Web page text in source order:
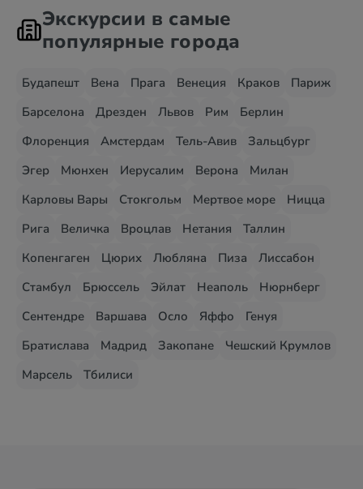
Экскурсии в самые
популярные города
Будапешт Вена Прага Венеция Краков
Париж
Барселона
Дрезден Львов Рим
Берлин
Флоренция
Амстердам Тель-Авив
Зальцбург
Эгер
Мюнхен Иерусалим Верона
Милан
Карловы Вары
Стокгольм Мертвое море
Ницца
Рига
Величка Вроцлав Нетания
Таллин
Копенгаген
Цюрих Любляна Пиза
Лиссабон
Стамбул
Брюссель Эйлат Неаполь
Нюрнберг
Сентендре
Варшава Осло Яффо
Генуя
Братислава
Мадрид Закопане
Чешский Крумлов
Марсель
Тбилиси